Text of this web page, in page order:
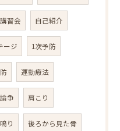
講習会 自己紹介
ージ 1次予防
運動療法
争 肩こり
り 後ろから見た骨